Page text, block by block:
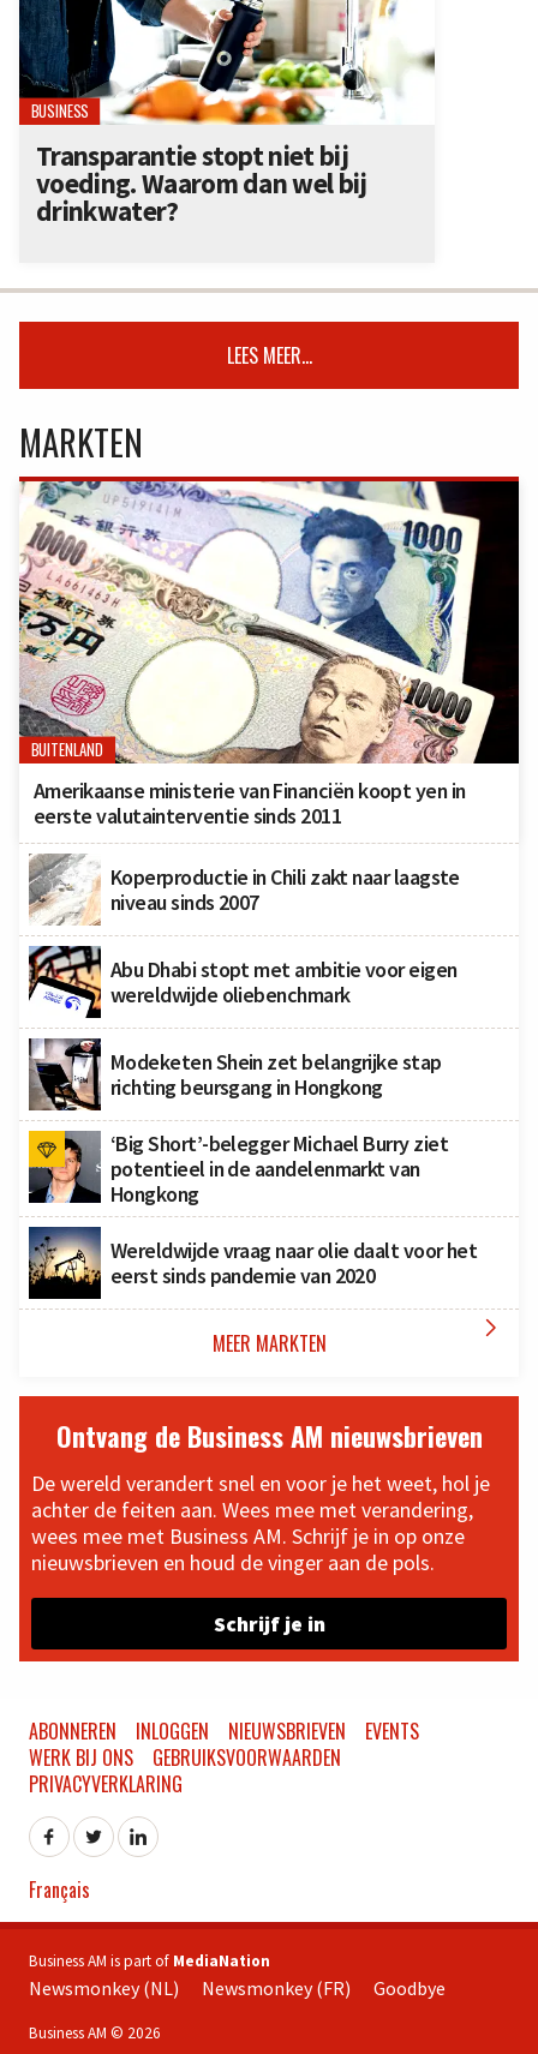
BUSINESS
Transparantie stopt niet bij
voeding. Waarom dan wel bij
drinkwater?
LEES MEER...
MARKTEN
BUITENLAND
Amerikaanse ministerie van Financiën koopt yen in
eerste valutainterventie sinds 2011
Koperproductie in Chili zakt naar laagste
niveau sinds 2007
Abu Dhabi stopt met ambitie voor eigen
wereldwijde oliebenchmark
Modeketen Shein zet belangrijke stap
richting beursgang in Hongkong
‘Big Short’-belegger Michael Burry ziet
potentieel in de aandelenmarkt van
Hongkong
Wereldwijde vraag naar olie daalt voor het
eerst sinds pandemie van 2020
MEER MARKTEN 
Ontvang de Business AM nieuwsbrieven
De wereld verandert snel en voor je het weet, hol je
achter de feiten aan. Wees mee met verandering,
wees mee met Business AM. Schrijf je in op onze
nieuwsbrieven en houd de vinger aan de pols.
Schrijf je in
ABONNEREN INLOGGEN NIEUWSBRIEVEN
EVENTS
WERK BIJ ONS
GEBRUIKSVOORWAARDEN
PRIVACYVERKLARING
Français
Business AM is part of MediaNation
Newsmonkey (NL) Newsmonkey (FR) Goodbye
Business AM © 2026